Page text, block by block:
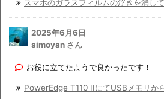
スマホのガラスフィルムの浮きを消し
2025年6月6日
simoyan さん
お役に立てたようで良かったです！
PowerEdge T110 IIにてUSBメモリか